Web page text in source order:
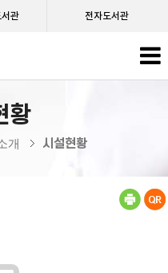
관 전자도서관
황
개 시설현황